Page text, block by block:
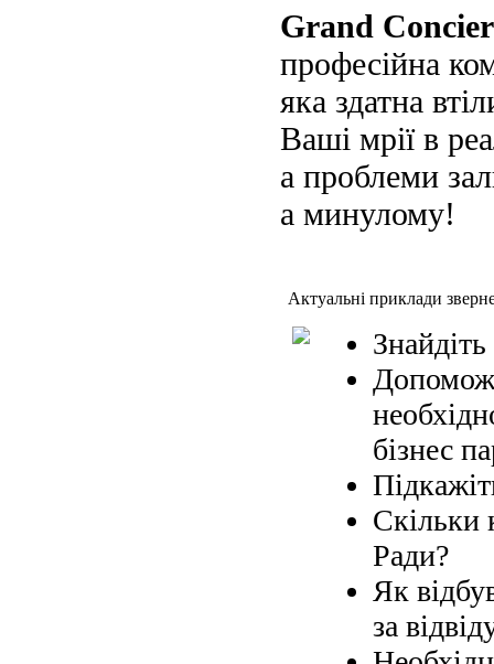
Grand
професійна
яка здатна
Ваші мрії в
а проблеми
а минулому!
Актуальні приклади
бізнес
Скільки
Ради?
Як
за